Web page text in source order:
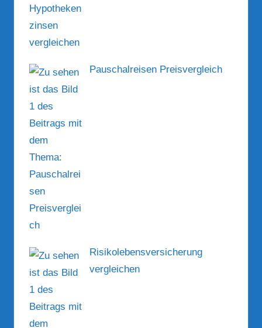
Pauschalreisen Preisvergleich
Risikolebensversicherung
vergleichen